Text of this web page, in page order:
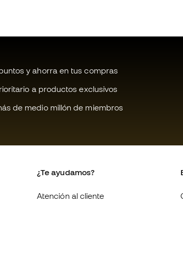
y ahorra en tus compras
a productos exclusivos
de medio millón de miembros
¿Te ayudamos?
Atención al cliente